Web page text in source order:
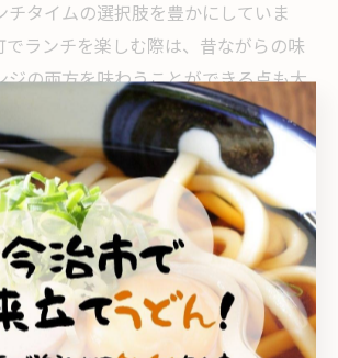
チタイムの選択肢を豊かにしていま
でランチを楽しむ際は、昔ながらの味
ジの両方を味わうことができる点も大
土橋町ランチ主食特集
食選びでランチを満喫
ランチタイムは、気分や体調、その日
合わせて多彩な主食を選ぶことができ